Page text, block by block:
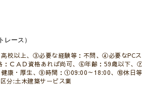
ース）
校以上、③必要な経験等：不問、④必要なPCス
ＣＡＤ資格あれば尚可、⑥年齢：59歳以下、
康・厚生、⑨時間：①09:00～18:00、⑩休日等:
分:土木建築サービス業